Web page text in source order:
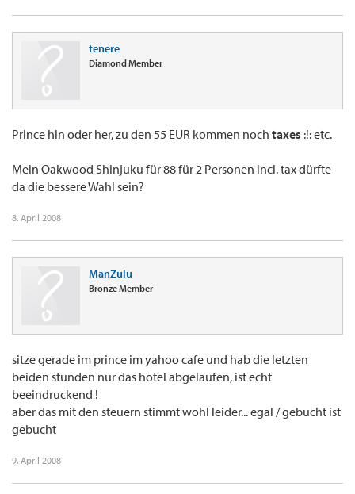
tenere
Diamond Member
Prince hin oder her, zu den 55 EUR kommen noch taxes :!: etc.
Mein Oakwood Shinjuku für 88 für 2 Personen incl. tax dürfte
da die bessere Wahl sein?
8. April 2008
ManZulu
Bronze Member
sitze gerade im prince im yahoo cafe und hab die letzten
beiden stunden nur das hotel abgelaufen, ist echt
beeindruckend !
aber das mit den steuern stimmt wohl leider... egal / gebucht ist
gebucht
9. April 2008